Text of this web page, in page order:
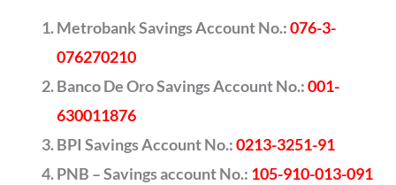
Metrobank Savings Account No.:076-3-
076270210
Banco De Oro Savings Account No.:001-
630011876
BPI Savings Account No.:0213-3251-91
PNB – Savings account No.: 105-910-013-091